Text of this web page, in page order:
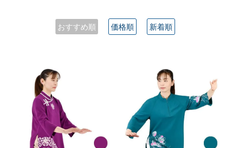
おすすめ順 価格順 新着順